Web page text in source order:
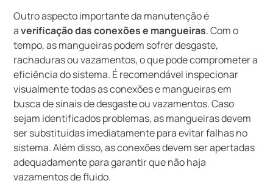
Outro aspecto importante da manutenção é
averificação das conexões e mangueiras. Com o
tempo, as mangueiras podem sofrer desgaste,
rachaduras ou vazamentos, o que pode comprometer a
eficiência do sistema. É recomendável inspecionar
visualmente todas as conexões e mangueiras em
busca de sinais de desgaste ou vazamentos. Caso
sejam identificados problemas, as mangueiras devem
ser substituídas imediatamente para evitar falhas no
sistema. Além disso, as conexões devem ser apertadas
adequadamente para garantir que não haja
vazamentos de fluido.